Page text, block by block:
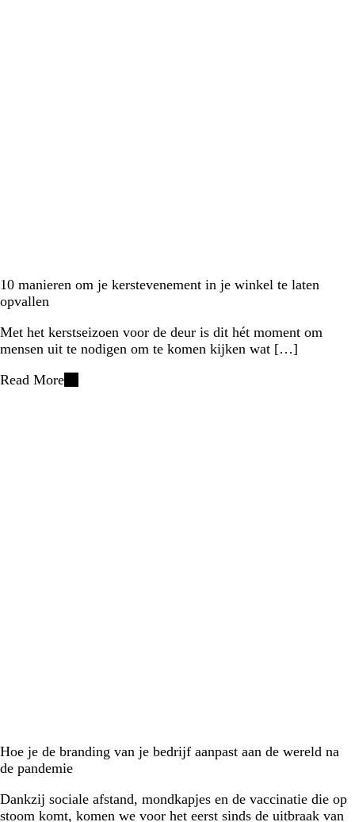
10 manieren om je kerstevenement in je winkel te laten
opvallen
Met het kerstseizoen voor de deur is dit hét moment om
mensen uit te nodigen om te komen kijken wat […]
Read More
Hoe je de branding van je bedrijf aanpast aan de wereld na
de pandemie
Dankzij sociale afstand, mondkapjes en de vaccinatie die op
stoom komt, komen we voor het eerst sinds de uitbraak van